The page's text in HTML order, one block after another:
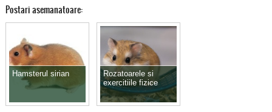
Postari asemanatoare:
Hamsterul sirian
Rozatoarele si
exercitiile fizice